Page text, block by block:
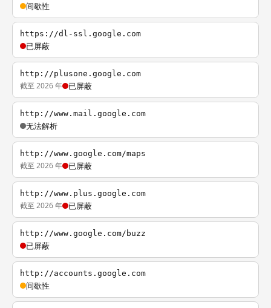
间歇性
https://dl-ssl.google.com
已屏蔽
http://plusone.google.com
截至 2026 年 已屏蔽
http://www.mail.google.com
无法解析
http://www.google.com/maps
截至 2026 年 已屏蔽
http://www.plus.google.com
截至 2026 年 已屏蔽
http://www.google.com/buzz
已屏蔽
http://accounts.google.com
间歇性